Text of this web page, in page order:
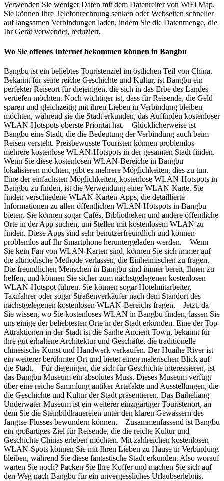
Verwenden Sie weniger Daten mit dem Datenreiter von WiFi Map.
Sie können Ihre Telefonrechnung senken oder Webseiten schneller
auf langsamen Verbindungen laden, indem Sie die Datenmenge, die
Ihr Gerät verwendet, reduziert.
Wo Sie offenes Internet bekommen können in Bangbu
Bangbu ist ein beliebtes Touristenziel im östlichen Teil von China.
Bekannt für seine reiche Geschichte und Kultur, ist Bangbu ein
perfekter Reiseort für diejenigen, die sich in das Erbe des Landes
vertiefen möchten. Noch wichtiger ist, dass für Reisende, die Geld
sparen und gleichzeitig mit ihren Lieben in Verbindung bleiben
möchten, während sie die Stadt erkunden, das Auffinden kostenloser
WLAN-Hotspots oberste Priorität hat. Glücklicherweise ist
Bangbu eine Stadt, die die Bedeutung der Verbindung auch beim
Reisen versteht. Preisbewusste Touristen können problemlos
mehrere kostenlose WLAN-Hotspots in der gesamten Stadt finden.
Wenn Sie diese kostenlosen WLAN-Bereiche in Bangbu
lokalisieren möchten, gibt es mehrere Möglichkeiten, dies zu tun.
Eine der einfachsten Möglichkeiten, kostenlose WLAN-Hotspots in
Bangbu zu finden, ist die Verwendung einer WLAN-Karte. Sie
finden verschiedene WLAN-Karten-Apps, die detaillierte
Informationen zu allen öffentlichen WLAN-Hotspots in Bangbu
bieten. Sie können sogar Cafés, Bibliotheken und andere öffentliche
Orte in der App suchen, um Stellen mit kostenlosem WLAN zu
finden. Diese Apps sind sehr benutzerfreundlich und können
problemlos auf Ihr Smartphone heruntergeladen werden. Wenn
Sie kein Fan von WLAN-Karten sind, können Sie sich immer auf
die altmodische Methode verlassen, die Einheimischen zu fragen.
Die freundlichen Menschen in Bangbu sind immer bereit, Ihnen zu
helfen, und können Sie sicher zum nächstgelegenen kostenlosen
WLAN-Hotspot führen. Sie können sogar Hotelmitarbeiter,
Taxifahrer oder sogar Straßenverkäufer nach dem Standort des
nächstgelegenen kostenlosen WLAN-Bereichs fragen. Jetzt, da
Sie wissen, wo Sie kostenloses WLAN in Bangbu finden, lassen Sie
uns einige der beliebtesten Orte in der Stadt erkunden. Eine der Top-
Attraktionen in der Stadt ist die Sanhe Ancient Town, bekannt für
ihre gut erhaltene Architektur und Geschäfte, die traditionelle
chinesische Kunst und Handwerk verkaufen. Der Huaihe River ist
ein weiterer berühmter Ort und bietet einen malerischen Blick auf
die Stadt. Für diejenigen, die sich für Geschichte interessieren, ist
das Bangbu Museum ein absolutes Muss. Dieses Museum verfügt
über eine reiche Sammlung antiker Artefakte und Ausstellungen, die
die Geschichte und Kultur der Stadt präsentieren. Das Baiheliang
Underwater Museum ist ein weiterer einzigartiger Touristenort, an
dem Sie die Steinbildhauereien unter den klaren Gewässern des
Jangtse-Flusses bewundern können. Zusammenfassend ist Bangbu
ein großartiges Ziel für Reisende, die die reiche Kultur und
Geschichte Chinas erleben möchten. Mit zahlreichen kostenlosen
WLAN-Spots können Sie mit Ihren Lieben zu Hause in Verbindung
bleiben, während Sie diese fantastische Stadt erkunden. Also worauf
warten Sie noch? Packen Sie Ihre Koffer und machen Sie sich auf
den Weg nach Bangbu für ein unvergessliches Urlaubserlebnis.